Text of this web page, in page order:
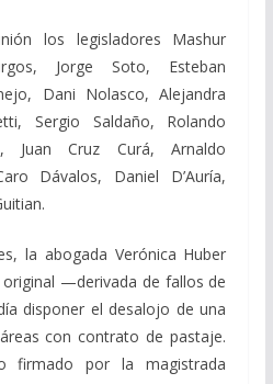
los legisladores Mashur
Jorge Soto, Esteban
Dani Nolasco, Alejandra
Sergio Saldaño, Rolando
Juan Cruz Curá, Arnaldo
Dávalos, Daniel D’Auría,
la abogada Verónica Huber
—derivada de fallos de
disponer el desalojo de una
con contrato de pastaje.
firmado por la magistrada